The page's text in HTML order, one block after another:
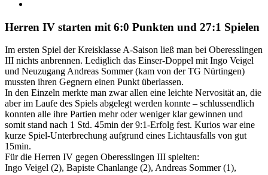
Herren IV starten mit 6:0 Punkten und 27:1 Spielen
Im ersten Spiel der Kreisklasse A-Saison ließ man bei Oberesslingen
III nichts anbrennen. Lediglich das Einser-Doppel mit Ingo Veigel
und Neuzugang Andreas Sommer (kam von der TG Nürtingen)
mussten ihren Gegnern einen Punkt überlassen.
In den Einzeln merkte man zwar allen eine leichte Nervosität an, die
aber im Laufe des Spiels abgelegt werden konnte – schlussendlich
konnten alle ihre Partien mehr oder weniger klar gewinnen und
somit stand nach 1 Std. 45min der 9:1-Erfolg fest. Kurios war eine
kurze Spiel-Unterbrechung aufgrund eines Lichtausfalls von gut
15min.
Für die Herren IV gegen Oberesslingen III spielten:
Ingo Veigel (2), Bapiste Chanlange (2), Andreas Sommer (1),